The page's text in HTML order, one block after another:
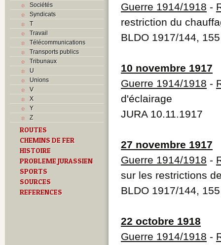
Sociétés
Syndicats
T
Travail
Télécommunications
Transports publics
Tribunaux
U
Unions
V
X
Y
Z
ROUTES
CHEMINS DE FER
HISTOIRE
PROBLEME JURASSIEN
SPORTS
SOURCES
REFERENCES
Guerre 1914/1918 -
restriction du
BLDO 1917/144,
10 novembre 1917
Guerre 1914/1918 -
d'éclairage
JURA 10.11.1917
27 novembre 1917
Guerre 1914/1918 -
sur les restrictions
BLDO 1917/144,
22 octobre 1918
Guerre 1914/1918 -